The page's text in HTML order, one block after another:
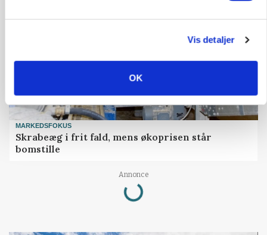
Vis detaljer
OK
MARKEDSFOKUS
Skrabeæg i frit fald, mens økoprisen står
bomstille
Annonce
Loading...